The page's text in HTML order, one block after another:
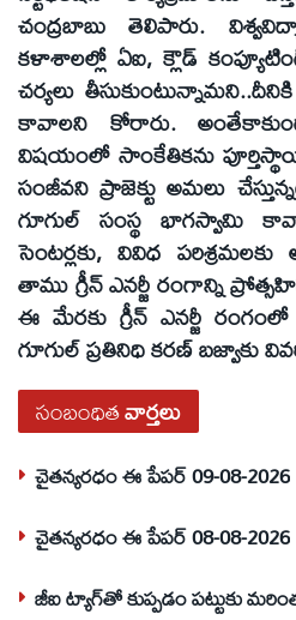
చంద్రబాబు తెలిపారు.
కళాశాలల్లో ఏఐ, క్లౌడ్
చర్యలు
కావాలని కోరారు.
విషయంలో సాంకేతికను
సంజీవని ప్రాజెక్టు అమలు
గూగుల్ సంస్థ భాగస్వామి
సెంటర్లకు, వివిధ
తాము గ్రీన్ ఎనర్జీ రంగాన్ని
ఈ మేరకు గ్రీన్ ఎనర్జీ రంగంలో
గూగుల్ ప్రతినిధి కరణ్ బజ్వాకు
సంబంధితవార్తలు
చైతన్యరధం ఈ పేపర్ 09-08-2026
చైతన్యరధం ఈ పేపర్ 08-08-2026
జీఐ ట్యాగ్‌తో కుప్పడం పట్టుకు